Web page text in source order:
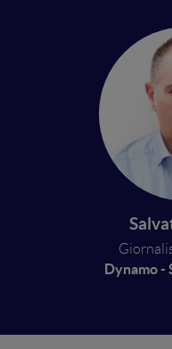
Dynamo -